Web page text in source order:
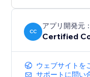
CC
アプリ開発元：
Certified
ウェブサイトを
サポートに問い